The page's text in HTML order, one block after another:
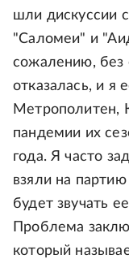
шли дискуссии
"Саломеи" и
сожалению, без
отказалась, и я
Метрополитен,
пандемии их
года. Я часто
взяли на
будет звучать
Проблема
который